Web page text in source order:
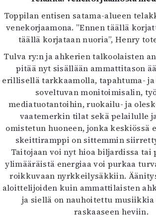
Toppilan entisen satama-alueen
venekorjaamona. ”Ennen täällä
täällä korjataan nuoria”, Henry
Tulva ry:n ja ahkerien talkoolaisten
pitää nyt sisällään ammattitason
erillisellä tarkkaamolla, tapahtuma-
soveltuvan monitoimisalin,
mediatuotantoihin, ruokailu- ja
vaatemerkin tilat sekä pelailulle
omistetun huoneen, jonka keskiössä
skeittiramppi on sittemmin
Taitojaan voi nyt hioa biljardissa tai
ylimääräistä energiaa voi purkaa
roikkuvaan nyrkkeilysäkkiin.
aloittelijoiden kuin ammattilaisten
ja siellä on nauhoitettu
raskaaseen heviin.